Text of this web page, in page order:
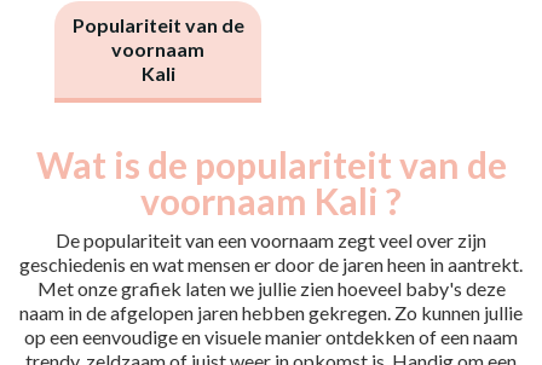
Populariteit van de
voornaam
Kali
Wat is de populariteit van de
voornaam Kali ?
De populariteit van een voornaam zegt veel over zijn
geschiedenis en wat mensen er door de jaren heen in aantrekt.
Met onze grafiek laten we jullie zien hoeveel baby's deze
naam in de afgelopen jaren hebben gekregen. Zo kunnen jullie
op een eenvoudige en visuele manier ontdekken of een naam
Popularité du
prénom Kali par
année
Année
Nouveaux-
nés
2021
5